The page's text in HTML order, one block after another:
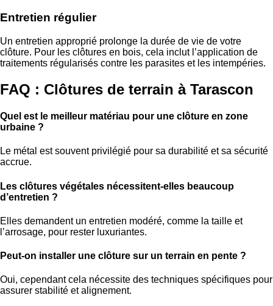
Entretien régulier
Un entretien approprié prolonge la durée de vie de votre
clôture. Pour les clôtures en bois, cela inclut l’application de
traitements régularisés contre les parasites et les intempéries.
FAQ : Clôtures de terrain à Tarascon
Quel est le meilleur matériau pour une clôture en zone
urbaine ?
Le métal est souvent privilégié pour sa durabilité et sa sécurité
accrue.
Les clôtures végétales nécessitent-elles beaucoup
d’entretien ?
Elles demandent un entretien modéré, comme la taille et
l’arrosage, pour rester luxuriantes.
Peut-on installer une clôture sur un terrain en pente ?
Oui, cependant cela nécessite des techniques spécifiques pour
assurer stabilité et alignement.